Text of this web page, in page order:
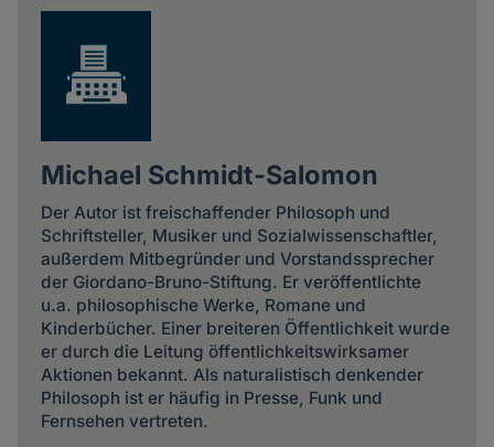
Michael Schmidt-Salomon
Der Autor ist freischaffender Philosoph und
Schriftsteller, Musiker und Sozialwissenschaftler,
außerdem Mitbegründer und Vorstandssprecher
der Giordano-Bruno-Stiftung. Er veröffentlichte
u.a. philosophische Werke, Romane und
Kinderbücher. Einer breiteren Öffentlichkeit wurde
er durch die Leitung öffentlichkeitswirksamer
Aktionen bekannt. Als naturalistisch denkender
Philosoph ist er häufig in Presse, Funk und
Fernsehen vertreten.